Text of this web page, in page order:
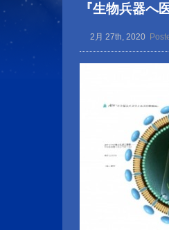
『生物兵器
2月 27th, 2020